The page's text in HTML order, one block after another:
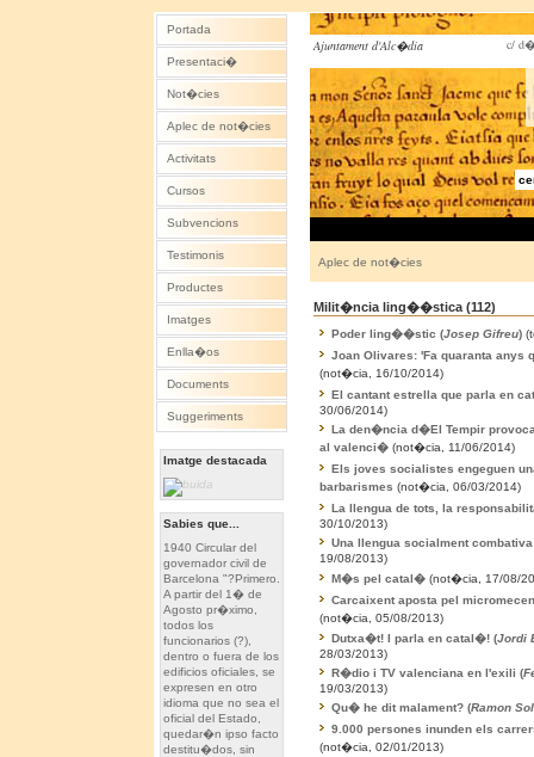
Portada
Presentaci�
Not�cies
Aplec de not�cies
Activitats
Cursos
Subvencions
Testimonis
Productes
Imatges
Enlla�os
Documents
Suggeriments
Imatge destacada
Sabies que...
1940 Circular del
governador civil de
Barcelona "?Primero.
A partir del 1� de
Agosto pr�ximo,
todos los
funcionarios (?),
dentro o fuera de los
edificios oficiales, se
expresen en otro
idioma que no sea el
oficial del Estado,
quedar�n ipso facto
destitu�dos, sin
Ajuntament d'Alc�dia c/
Aplec de not�cies
Milit�ncia ling��stica (112)
Poder ling��stic (Josep Gifreu)
Joan Olivares: 'Fa quaranta anys
(not�cia, 16/10/2014)
El cantant estrella que parla en
30/06/2014)
La den�ncia d�El Tempir
al valenci� (not�cia, 11/06/2014)
Els joves socialistes engeguen
barbarismes (not�cia, 06/03/2014)
La llengua de tots, la
30/10/2013)
Una llengua socialment combativa
19/08/2013)
M�s pel catal� (not�cia, 17/08/
Carcaixent aposta pel
(not�cia, 05/08/2013)
Dutxa�t! I parla en catal�! (Jordi
28/03/2013)
R�dio i TV valenciana en l'exili (
19/03/2013)
Qu� he dit malament? (Ramon
9.000 persones inunden els
(not�cia, 02/01/2013)